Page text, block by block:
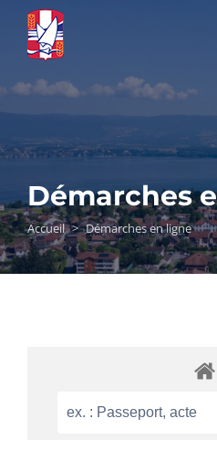
Passer
contenu
Démarches
Accueil > Démarches en ligne